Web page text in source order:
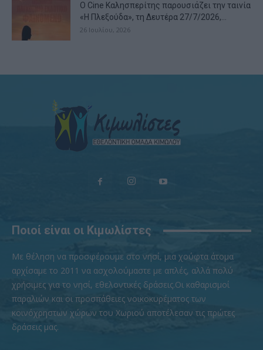
Ο Cine Καλησπερίτης παρουσιάζει την ταινία
«Η Πλεξούδα», τη Δευτέρα 27/7/2026,...
26 Ιουλίου, 2026
Ποιοί είναι οι Κιμωλίστες
Με θέληση να προσφέρουμε στο νησί, μια χούφτα άτομα
αρχίσαμε το 2011 να ασχολούμαστε με απλές, αλλά πολύ
χρήσιμες για το νησί, εθελοντικές δράσεις.Οι καθαρισμοί
παραλιών και οι προσπάθειες νοικοκυρέματος των
κοινόχρηστων χώρων του Χωριού αποτέλεσαν τις πρώτες
δράσεις μας.